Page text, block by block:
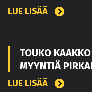
LUE LISÄÄ
TOUKO
MYYNTIÄ
LUE LISÄÄ